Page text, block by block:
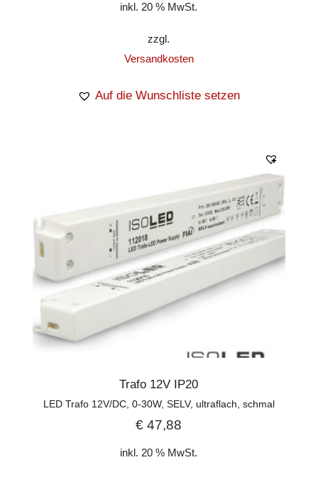
inkl. 20 % MwSt.
zzgl.
Versandkosten
Auf die Wunschliste setzen
Trafo 12V IP20
LED Trafo 12V/DC, 0-30W, SELV, ultraflach, schmal
€ 47,88
inkl. 20 % MwSt.